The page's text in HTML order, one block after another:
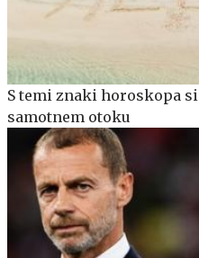
S temi znaki horoskopa
samotnem otoku